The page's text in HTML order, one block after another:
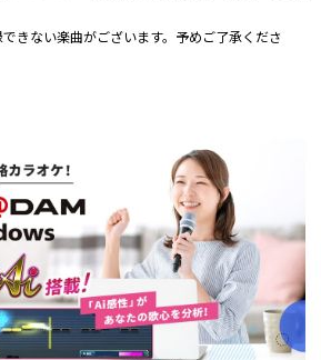
きない楽曲がございます。予めご了承くださ